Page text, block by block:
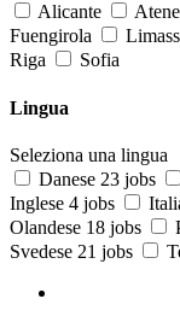
Alicante
Atene
Fuengirola
Riga
Sofia
Lingua
Seleziona una lingua
Danese 23 jobs
Inglese 4 jobs
Olandese 18 jobs
Svedese 21 jobs